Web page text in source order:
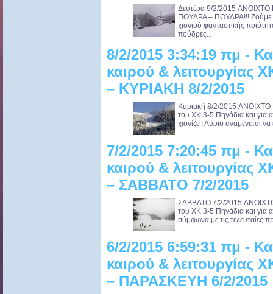
Δευτέρα 9/2/2015
ΠΟΥΔΡΑ – ΠΟΥΔΡΑ!!! Ζούμε
χιονιού φανταστικής
πούδρες...
8/2/2015 3:34:19 πμ -
καιρού &
– ΚΥΡΙΑΚΗ 8/2/2015
Κυριακή 8/2/2015
του ΧΚ 3-5 Πηγάδια και για
χιονίζει! Αύριο αναμένεται
7/2/2015 7:20:45 πμ -
καιρού &
– ΣΑΒΒΑΤΟ 7/2/2015
ΣΑΒΒΑΤΟ 7/2/2015
του ΧΚ 3-5 Πηγάδια και για
σύμφωνα με τις τελευταίες
6/2/2015 6:59:31 πμ -
καιρού &
– ΠΑΡΑΣΚΕΥΗ 6/2/2015